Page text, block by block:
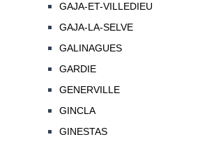
GAJA-ET-VILLEDIEU
GAJA-LA-SELVE
GALINAGUES
GARDIE
GENERVILLE
GINCLA
GINESTAS